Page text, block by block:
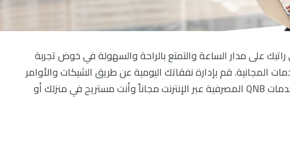
على مدار الساعة والتمتع بالراحة والسهولة في خوض تجربة
قم بإدارة نفقاتك اليومية عن طريق الشيكات والأوامر
QNB المصرفية عبر الإنترنت مجاناً وأنت مستريح في منزلك أو